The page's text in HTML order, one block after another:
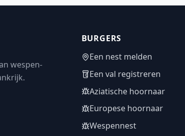
wespen-
BURGERS
Een nest melden
Een val registreren
Aziatische hoornaar
Europese hoornaar
Wespennest